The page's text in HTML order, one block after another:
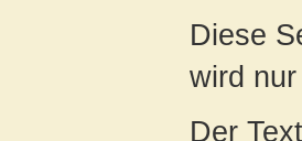
Diese
wird
Der